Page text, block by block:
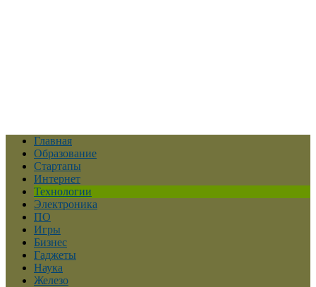
Главная
Образование
Стартапы
Интернет
Технологии
Электроника
ПО
Игры
Бизнес
Гаджеты
Наука
Железо